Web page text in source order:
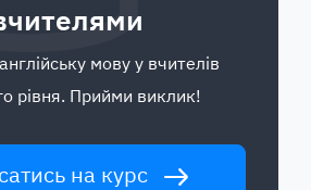
мову у вчителів
рівня. Прийми виклик!
на курс